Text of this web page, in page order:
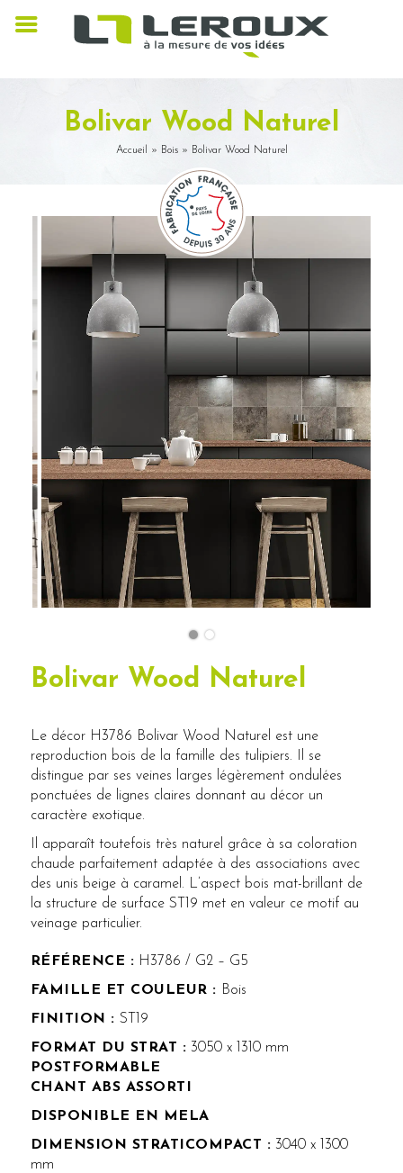
Bolivar Wood Naturel
Accueil » Bois» Bolivar Wood Naturel
Bolivar Wood Naturel
Le décor H3786 Bolivar Wood Naturel est une
reproduction bois de la famille des tulipiers. Il se
distingue par ses veines larges légèrement ondulées
ponctuées de lignes claires donnant au décor un
caractère exotique.
Il apparaît toutefois très naturel grâce à sa coloration
chaude parfaitement adaptée à des associations avec
des unis beige à caramel. L’aspect bois mat-brillant de
la structure de surface ST19 met en valeur ce motif au
veinage particulier.
RÉFÉRENCE : H3786 / G2 – G5
FAMILLE ET COULEUR : Bois
FINITION : ST19
FORMAT DU STRAT : 3050 x 1310 mm
POSTFORMABLE
CHANT ABS ASSORTI
DISPONIBLE EN MELA
DIMENSION STRATICOMPACT : 3040 x 1300
mm